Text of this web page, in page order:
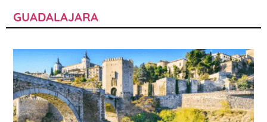
GUADALAJARA